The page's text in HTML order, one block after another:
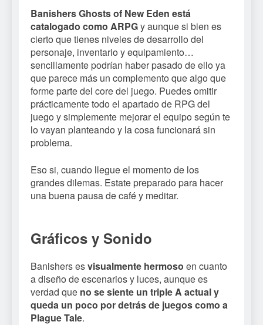
Banishers Ghosts of New Eden está
catalogado como ARPGy aunque si bien es
cierto que tienes niveles de desarrollo del
personaje, inventario y equipamiento…
sencillamente podrían haber pasado de ello ya
que parece más un complemento que algo que
forme parte del core del juego. Puedes omitir
prácticamente todo el apartado de RPG del
juego y simplemente mejorar el equipo según te
lo vayan planteando y la cosa funcionará sin
problema.
Eso si, cuando llegue el momento de los
grandes dilemas. Estate preparado para hacer
una buena pausa de café y meditar.
Gráficos y Sonido
Banishers esvisualmente hermoso en cuanto
a diseño de escenarios y luces, aunque es
verdad que no se siente un triple A actual y
queda un poco por detrás de juegos como a
Plague Tale.